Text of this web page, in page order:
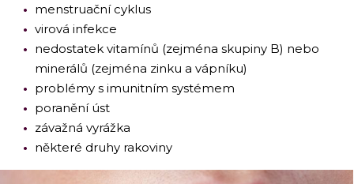
menstruační cyklus
virová infekce
nedostatek vitamínů (zejména skupiny B) nebo
minerálů (zejména zinku a vápníku)
problémy s imunitním systémem
poranění úst
závažná vyrážka
některé druhy rakoviny